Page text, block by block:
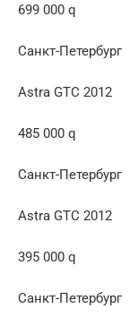
699 000 q
Санкт-Петербург
Astra GTC 2012
485 000 q
Санкт-Петербург
Astra GTC 2012
395 000 q
Санкт-Петербург